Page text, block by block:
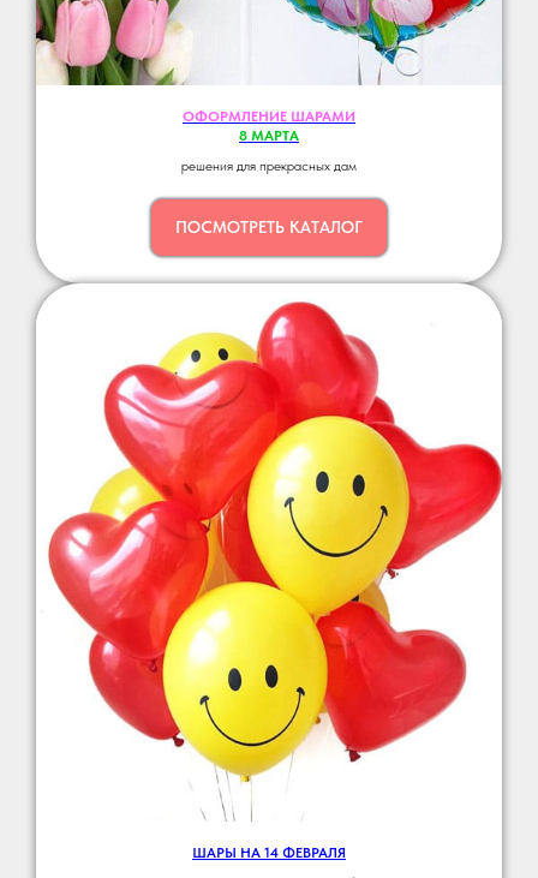
ОФОРМЛЕНИЕ ШАРАМИ
8 МАРТА
решения для прекрасных дам
ПОСМОТРЕТЬ КАТАЛОГ
ШАРЫ НА 14 ФЕВРАЛЯ